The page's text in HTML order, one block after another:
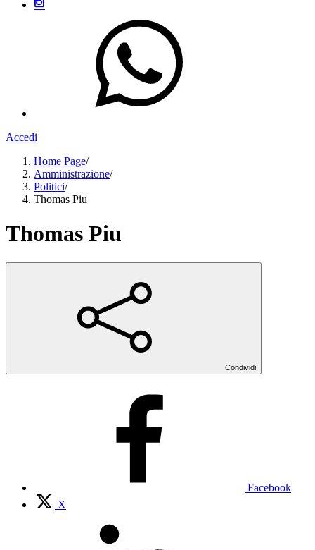
Accedi
Home Page/
Amministrazione/
Politici/
Thomas Piu
Thomas Piu
Condividi
Facebook
X